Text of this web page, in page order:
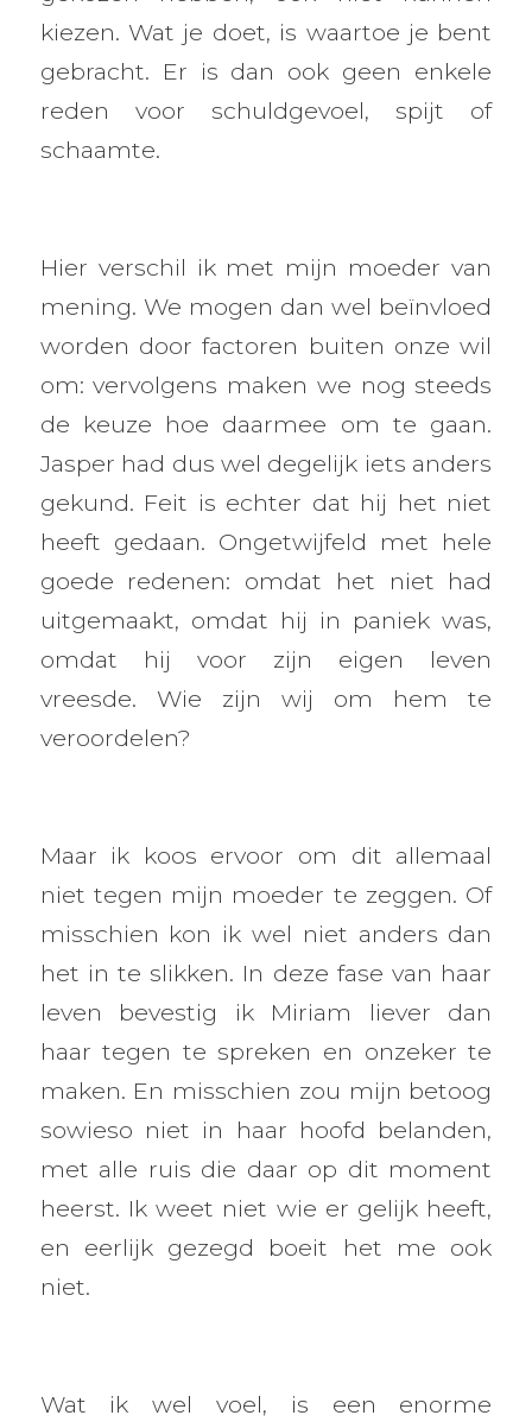
kiezen. Wat je doet, is waartoe je bent
gebracht. Er is dan ook geen enkele
reden voor schuldgevoel, spijt of
schaamte.
Hier verschil ik met mijn moeder van
mening. We mogen dan wel beïnvloed
worden door factoren buiten onze wil
om: vervolgens maken we nog steeds
de keuze hoe daarmee om te gaan.
Jasper had dus wel degelijk iets anders
gekund. Feit is echter dat hij het niet
heeft gedaan. Ongetwijfeld met hele
goede redenen: omdat het niet had
uitgemaakt, omdat hij in paniek was,
omdat hij voor zijn eigen leven
vreesde. Wie zijn wij om hem te
veroordelen?
Maar ik koos ervoor om dit allemaal
niet tegen mijn moeder te zeggen. Of
misschien kon ik wel niet anders dan
het in te slikken. In deze fase van haar
leven bevestig ik Miriam liever dan
haar tegen te spreken en onzeker te
maken. En misschien zou mijn betoog
sowieso niet in haar hoofd belanden,
met alle ruis die daar op dit moment
heerst. Ik weet niet wie er gelijk heeft,
en eerlijk gezegd boeit het me ook
niet.
Wat ik wel voel, is een enorme